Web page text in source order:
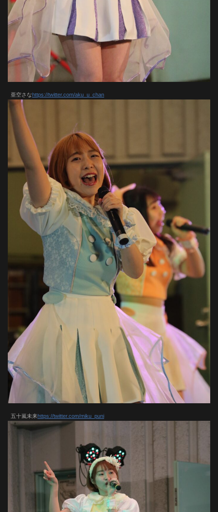
亜空さなhttps://twitter.com/aku_u_chan
五十嵐未来https://twitter.com/miku_puni